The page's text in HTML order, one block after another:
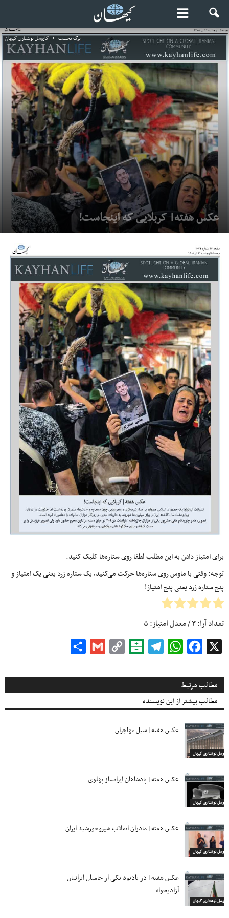
برگ نخست کاروسل نوشتاری کیهان
عکس هفته| کربلایی که اینجاست!
برای امتیاز دادن به این مطلب لطفا روی ستاره‌ها کلیک کنید.
توجه: وقتی با ماوس روی ستاره‌ها حرکت می‌کنید، یک ستاره زرد یعنی یک امتیاز و
پنج ستاره زرد یعنی پنج امتیاز!
تعداد آرا:۳/ معدل امتیاز:۵
Facebook
WhatsApp
Telegram
Balatarin
Copy
Gmail
مطالب مرتبط
مطالب بیشتر از این نویسنده
کاروسل نوشتاری کیهان
عکس هفته| سیل مهاجران
کاروسل نوشتاری کیهان
عکس هفته| پادشاهان ایرانساز پهلوی
کاروسل نوشتاری کیهان
عکس هفته| مادران انقلاب شیروخورشید ایران
کاروسل نوشتاری کیهان
عکس هفته| در یادبود یکی از حامیان ایرانیان
آزادیخواه